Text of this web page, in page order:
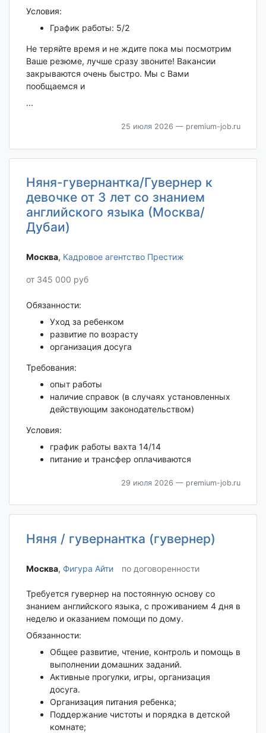
Условия:
График работы: 5/2
Не теряйте время и не ждите пока мы посмотрим
Ваше резюме, лучше сразу звоните! Вакансии
закрываются очень быстро. Мы с Вами
пообщаемся и
...
25 июля 2026 — premium-job.ru
Няня-гувернантка/Гувернер к
девочке от 3 лет со знанием
английского языка (Москва/
Дубаи)
Москва‎, Кадровое агентство Престиж
от 345 000 руб
Обязанности:
Уход за ребенком
развитие по возрасту
организация досуга
Требования:
опыт работы
наличие справок (в случаях установленных
действующим законодательством)
Условия:
график работы вахта 14/14
питание и трансфер оплачиваются
29 июля 2026 — premium-job.ru
Няня / гувернантка (гувернер)
Москва‎, Фигура Айти по договоренности
Требуется гувернер на постоянную основу со
знанием английского языка, с проживанием 4 дня в
неделю и оказанием помощи по дому.
Обязанности:
Общее развитие, чтение, контроль и помощь в
выполнении домашних заданий.
Активные прогулки, игры, организация
досуга.
Организация питания ребенка;
Поддержание чистоты и порядка в детской
комнате;